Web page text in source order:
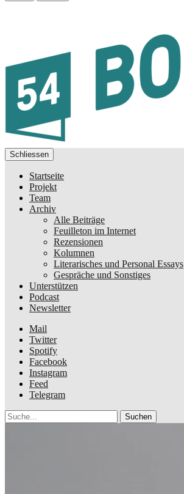
Schliessen
Startseite
Projekt
Team
Archiv
Alle Beiträge
Feuilleton im Internet
Rezensionen
Kolumnen
Literarisches und Personal Essays
Gespräche und Sonstiges
Unterstützen
Podcast
Newsletter
Mail
Twitter
Spotify
Facebook
Instagram
Feed
Telegram
Suche